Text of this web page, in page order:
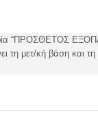
“ΠΡΟΣΘΕΤΟΣ
τη μετ/κή βάση και